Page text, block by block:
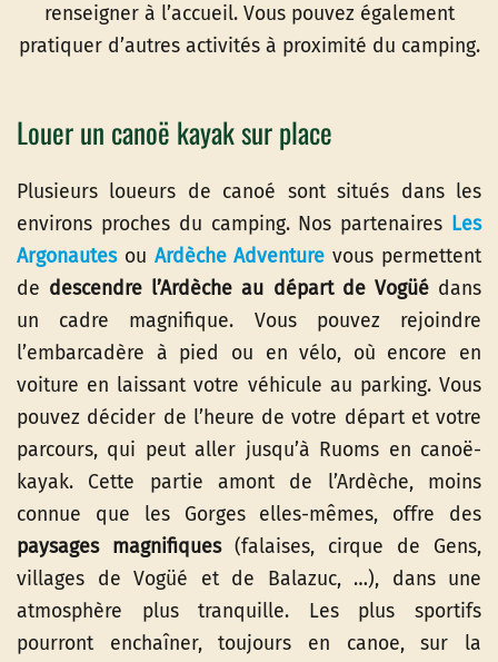
renseigner à l’accueil. Vous pouvez également
pratiquer d’autres activités à proximité du camping.
Louer un canoë kayak sur place
Plusieurs loueurs de canoé sont situés dans les
environs proches du camping. Nos partenaires Les
Argonautesou Ardèche Adventure vous permettent
de descendre l’Ardèche au départ de Vogüédans
un cadre magnifique. Vous pouvez rejoindre
l’embarcadère à pied ou en vélo, où encore en
voiture en laissant votre véhicule au parking. Vous
pouvez décider de l’heure de votre départ et votre
parcours, qui peut aller jusqu’à Ruoms en canoë-
kayak. Cette partie amont de l’Ardèche, moins
connue que les Gorges elles-mêmes, offre des
paysages magnifiques(falaises, cirque de Gens,
villages de Vogüé et de Balazuc, …), dans une
atmosphère plus tranquille. Les plus sportifs
pourront enchaîner, toujours en canoe, sur la